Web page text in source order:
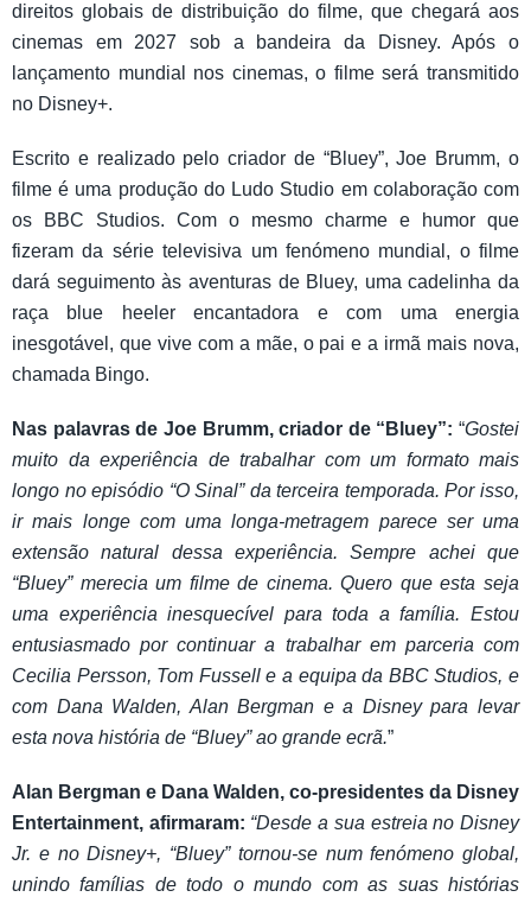
direitos globais de distribuição do filme, que chegará aos
cinemas em 2027 sob a bandeira da Disney. Após o
lançamento mundial nos cinemas, o filme será transmitido
no Disney+.
Escrito e realizado pelo criador de “Bluey”, Joe Brumm, o
filme é uma produção do Ludo Studio em colaboração com
os BBC Studios. Com o mesmo charme e humor que
fizeram da série televisiva um fenómeno mundial, o filme
dará seguimento às aventuras de Bluey, uma cadelinha da
raça blue heeler encantadora e com uma energia
inesgotável, que vive com a mãe, o pai e a irmã mais nova,
chamada Bingo.
Nas palavras de Joe Brumm, criador de “Bluey”: “Gostei
muito da experiência de trabalhar com um formato mais
longo no episódio “O Sinal” da terceira temporada. Por isso,
ir mais longe com uma longa-metragem parece ser uma
extensão natural dessa experiência. Sempre achei que
“Bluey” merecia um filme de cinema. Quero que esta seja
uma experiência inesquecível para toda a família. Estou
entusiasmado por continuar a trabalhar em parceria com
Cecilia Persson, Tom Fussell e a equipa da BBC Studios, e
com Dana Walden, Alan Bergman e a Disney para levar
esta nova história de “Bluey” ao grande ecrã.”
Alan Bergman e Dana Walden, co-presidentes da Disney
Entertainment, afirmaram: “Desde a sua estreia no Disney
Jr. e no Disney+, “Bluey” tornou-se num fenómeno global,
unindo famílias de todo o mundo com as suas histórias